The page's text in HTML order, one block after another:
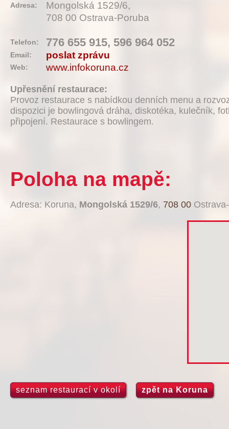
Adresa:
Mongolská 1529/6,
708 00 Ostrava-Poruba
Telefon: 776 655 915, 596 964 052
Email: poslat zprávu
Web: www.infokoruna.cz
Upřesnění restaurace:
Provoz restaurace s nabídkou denních menu a
dispozici je bowlingová dráha, diskotéka, kulečník,
připojení. Restaurace s bowlingem.
Poloha na mapě:
Adresa: Koruna, Mongolská 1529/6, 708 00
seznam restaurací v okolí zpět na Koruna